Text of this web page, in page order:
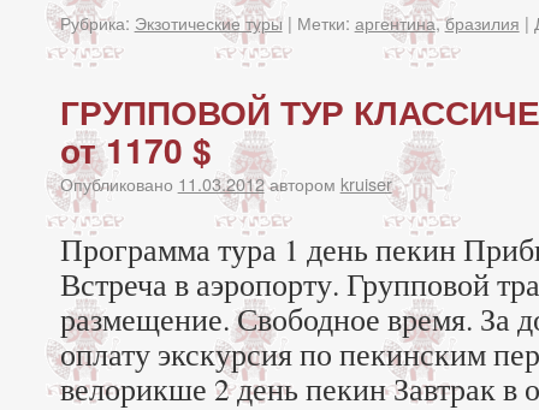
Рубрика: Экзотические туры | Метки: аргентина,бразилия |
ГРУППОВОЙ ТУР
от 1170 $
Опубликовано 11.03.2012автором kruiser
Программа тура 1 день пекин
Встреча в аэропорту. Групповой
размещение. Свободное время. За
оплату экскурсия по пекинским
велорикше 2 день пекин Завтрак в